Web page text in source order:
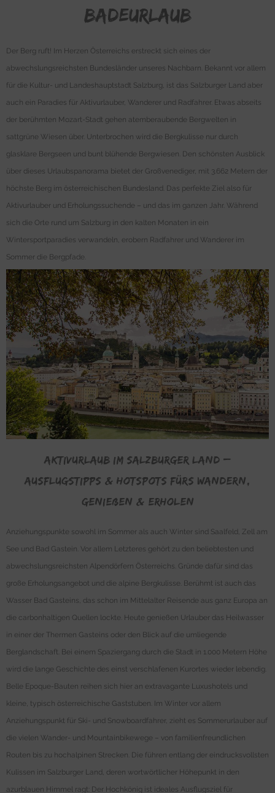
Badeurlaub
Der Berg ruft! Im Herzen Österreichs erstreckt sich eines der
abwechslungsreichsten Bundesländer unseres Nachbarn. Bekannt vor allem
für die Kultur- und Landeshauptstadt Salzburg, ist das Salzburger Land aber
auch ein Paradies für Aktivurlauber, Wanderer und Radfahrer. Etwas abseits
der berühmten Mozart-Stadt gehen atemberaubende Bergwelten in
sattgrüne Wiesen über. Unterbrochen wird die Bergkulisse nur durch
glasklare Bergseen und bunt blühende Bergwiesen. Den schönsten Ausblick
über dieses Urlaubspanorama bietet der Großvenediger, mit 3.662 Metern der
höchste Berg im österreichischen Bundesland. Das perfekte Ziel also für
Aktivurlauber und Erholungssuchende – und das im ganzen Jahr. Während
sich die Orte rund um Salzburg in den kalten Monaten in ein
Wintersportparadies verwandeln, erobern Radfahrer und Wanderer im
Sommer die Bergpfade.
Aktivurlaub im Salzburger Land –
Ausflugstipps & Hotspots fürs wandern,
genießen & Erholen
Anziehungspunkte sowohl im Sommer als auch Winter sind Saalfeld, Zell am
See und Bad Gastein. Vor allem Letzteres gehört zu den beliebtesten und
abwechslungsreichsten Alpendörfern Österreichs. Gründe dafür sind das
große Erholungsangebot und die alpine Bergkulisse. Berühmt ist auch das
Wasser Bad Gasteins, das schon im Mittelalter Reisende aus ganz Europa an
die carbonhaltigen Quellen lockte. Heute genießen Urlauber das Heilwasser
in einer der Thermen Gasteins oder den Blick auf die umliegende
Berglandschaft. Bei einem Spaziergang durch die Stadt in 1.000 Metern Höhe
wird die lange Geschichte des einst verschlafenen Kurortes wieder lebendig.
Belle Epoque-Bauten reihen sich hier an extravagante Luxushotels und
kleine, typisch österreichische Gaststuben. Im Winter vor allem
Anziehungspunkt für Ski- und Snowboardfahrer, zieht es Sommerurlauber auf
die vielen Wander- und Mountainbikewege – von familienfreundlichen
Routen bis zu hochalpinen Strecken. Die führen entlang der eindrucksvollsten
Kulissen im Salzburger Land, deren wortwörtlicher Höhepunkt in den
azurblauen Himmel ragt: Der Hochkönig ist ideales Ausflugsziel für